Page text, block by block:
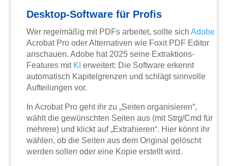
Desktop-Software für Profis
Wer regelmäßig mit PDFs arbeitet, sollte sichAdobe
Acrobat Pro oder Alternativen wie Foxit PDF Editor
anschauen. Adobe hat 2025 seine Extraktions-
Features mit KI erweitert: Die Software erkennt
automatisch Kapitelgrenzen und schlägt sinnvolle
Aufteilungen vor.
In Acrobat Pro geht ihr zu „Seiten organisieren“,
wählt die gewünschten Seiten aus (mit Strg/Cmd für
mehrere) und klickt auf „Extrahieren“. Hier könnt ihr
wählen, ob die Seiten aus dem Original gelöscht
werden sollen oder eine Kopie erstellt wird.